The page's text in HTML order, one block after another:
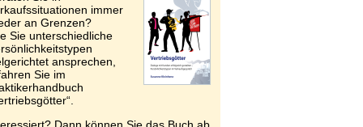
immer
an Grenzen?
Sie unterschiedliche
ansprechen,
Sie im